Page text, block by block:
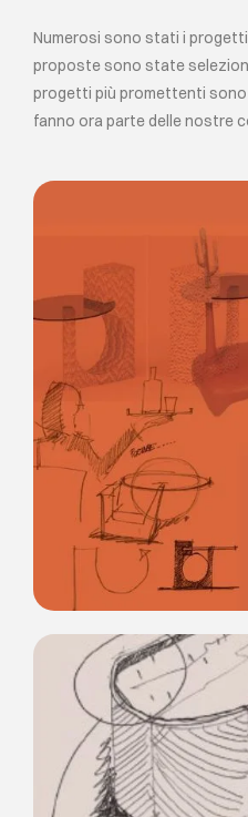
Numerosi sono stati i
proposte sono state
progetti più promettenti
fanno ora parte delle nostre